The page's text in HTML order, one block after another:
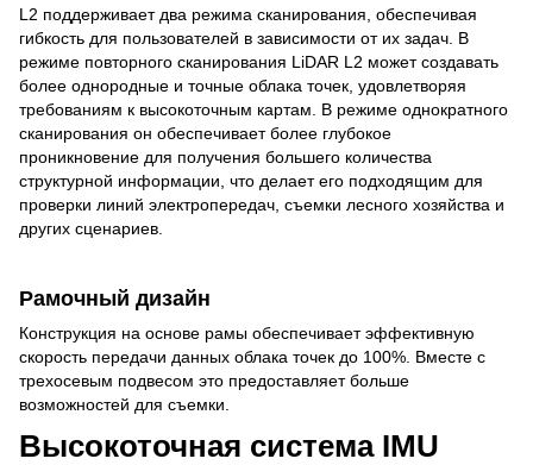
L2 поддерживает два режима сканирования, обеспечивая
гибкость для пользователей в зависимости от их задач. В
режиме повторного сканирования LiDAR L2 может создавать
более однородные и точные облака точек, удовлетворяя
требованиям к высокоточным картам. В режиме однократного
сканирования он обеспечивает более глубокое
проникновение для получения большего количества
структурной информации, что делает его подходящим для
проверки линий электропередач, съемки лесного хозяйства и
других сценариев.
Рамочный дизайн
Конструкция на основе рамы обеспечивает эффективную
скорость передачи данных облака точек до 100%. Вместе с
трехосевым подвесом это предоставляет больше
возможностей для съемки.
Высокоточная система IMU